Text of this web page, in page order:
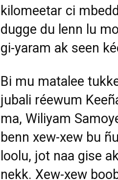
kilomeetar ci
dugge du lenn lu
gi-yaram ak seen
Bi mu matalee
jubali réewum
ma, Wiliyam
benn xew-xew bu
loolu, jot naa gise
nekk. Xew-xew